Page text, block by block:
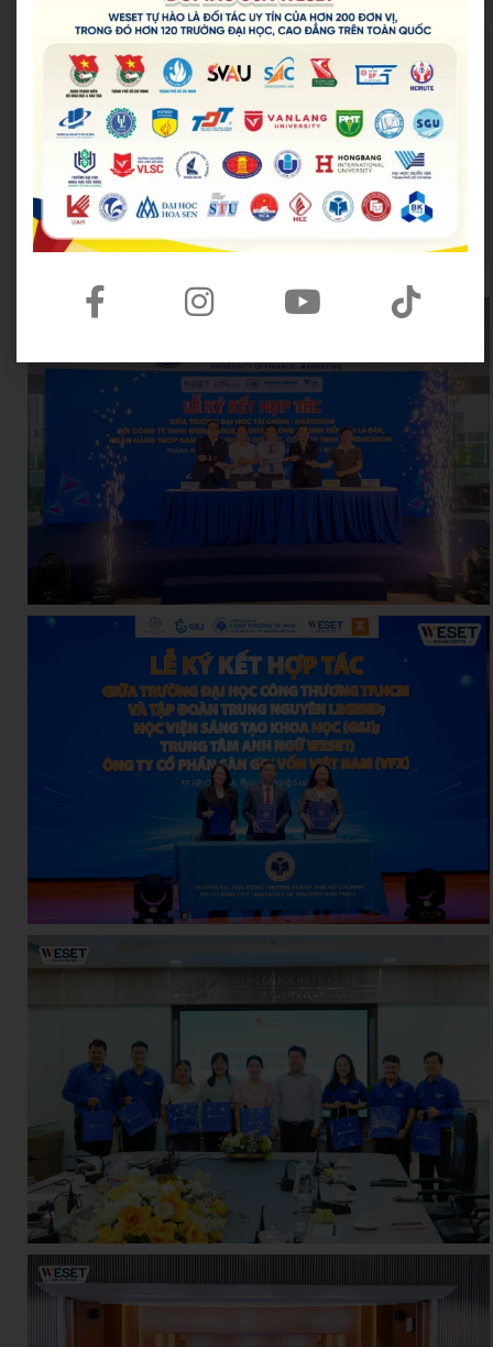
Đoàn Thanh niên Bộ Giáo d
ục và Đào tạo
Hội Sinh viên Việt Na
m TP.HCM
Trung tâm Hỗ trợ Học sinh,
sinh viên TP.HCM
Thành Đoàn TP.HCM
Thành Đoàn TP. Thủ Đức
Hội Liên hiệp Thanh